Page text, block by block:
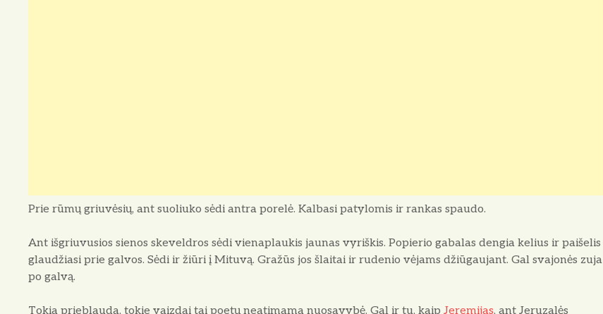
Prie rūmų griuvėsių, ant suoliuko sėdi antra porelė. Kalbasi patylomis ir rankas spaudo.
Ant išgriuvusios sienos ske­veldros sėdi vienaplaukis jaunas vyriškis. Popierio gabalas dengia kelius ir paišelis
glaudžiasi prie galvos. Sėdi ir žiūri į Mituvą. Gražūs jos šlaitai ir rudenio vėjams džiūgaujant. Gal svajonės zuja
po galvą.
Tokia prieblauda, tokie vaizdai tai poetų neatimama nuosavy­bė. Gal ir tu, kaip Jeremijas, ant Jeruzalės